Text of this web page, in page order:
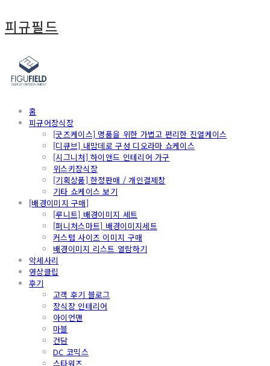
피규필드
홈
피규어장식장
[굿즈케이스] 명품을 위한 가볍고 편리한 진열케이스
[디큐브] 내맘데로 구성 디오라마 쇼케이스
[시그니처] 하이앤드 인테리어 가구
위스키장식장
[기획상품] 한정판매 / 개인결제창
기타 쇼케이스 보기
[배경이미지 구매]
[루니트] 배경이미지 세트
[퍼니처스마트] 배경이미지세트
커스텀 사이즈 이미지 구매
배경이미지 리스트 열람하기
악세사리
영상클립
후기
고객 후기 블로그
장식장 인테리어
아이언맨
마블
건담
DC 코믹스
스타워즈